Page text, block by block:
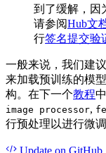
到了缓解，因
请参阅Hub文
行签名提交验
一般来说，我们建
来加载预训练的模
构。在下一个教程
image processor,
行预处理以进行微调
Update on GitHub